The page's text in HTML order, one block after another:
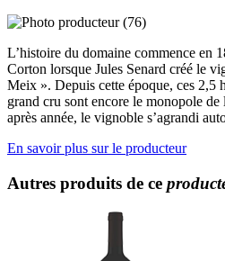
L’histoire du domaine commence en
Corton lorsque Jules Senard créé le
Meix ». Depuis cette époque, ces 2,5
grand cru sont encore le monopole
après année, le vignoble s’agrandi
En savoir plus sur le producteur
Autres produits de ce